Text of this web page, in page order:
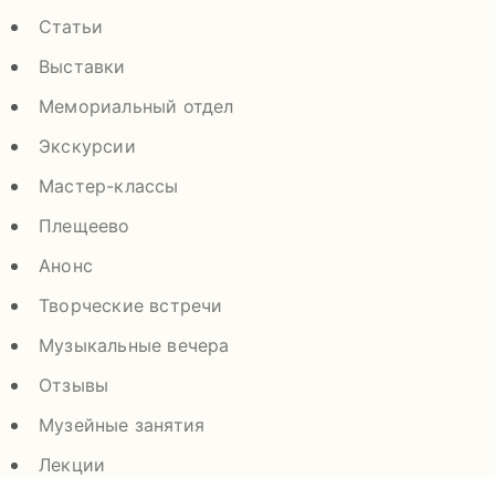
Статьи
Выставки
Мемориальный отдел
Экскурсии
Мастер-классы
Плещеево
Анонс
Творческие встречи
Музыкальные вечера
Отзывы
Музейные занятия
Лекции